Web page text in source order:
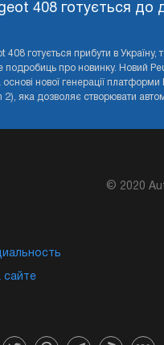
408 готується до
408 готується прибути в Україну,
подробиць про новинку. Новий
нової генерації платформи
яка дозволяє створювати
© 2020
сайте